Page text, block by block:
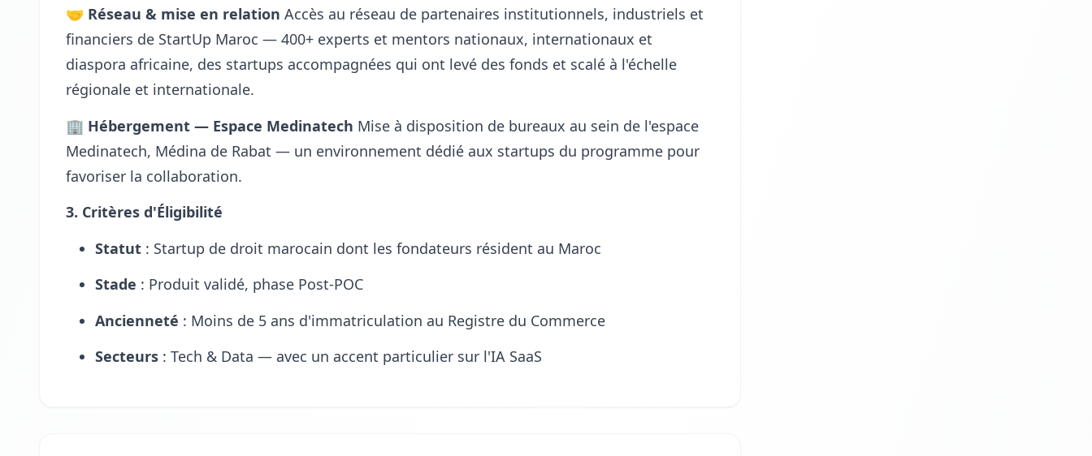
🤝 Réseau & mise en relation Accès au réseau de partenaires institutionnels, industriels et
financiers de StartUp Maroc — 400+ experts et mentors nationaux, internationaux et
diaspora africaine, des startups accompagnées qui ont levé des fonds et scalé à l'échelle
régionale et internationale.
🏢 Hébergement — Espace Medinatech Mise à disposition de bureaux au sein de l'espace
Medinatech, Médina de Rabat — un environnement dédié aux startups du programme pour
favoriser la collaboration.
3. Critères d'Éligibilité
Statut : Startup de droit marocain dont les fondateurs résident au Maroc
Stade : Produit validé, phase Post-POC
Ancienneté : Moins de 5 ans d'immatriculation au Registre du Commerce
Secteurs : Tech & Data — avec un accent particulier sur l'IA SaaS